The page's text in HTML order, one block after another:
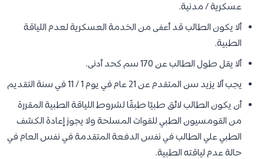
عسكرية / مدنية.
ألا يكون الطالب قد أعفى من الخدمة العسكرية لعدم اللياقة
الطبية.
ألا يقل طول الطالب عن 170 سم كحد أدنى.
يجب ألا يزيد سن المتقدم عن 21 عام في يوم 1 / 11 في سنة التقديم
أن يكون الطالب لائق طبيًا طبقًا لشروط اللياقة الطبية المقررة
من القومسيون الطبي للقوات المسلحة ولا يجوز إعادة الكشف
الطبي علي الطالب في نفس الدفعة المتقدمة في نفس العام في
حالة عدم لياقته الطبية.